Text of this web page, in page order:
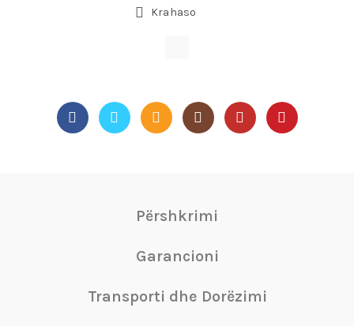
Krahaso
Përshkrimi
Garancioni
Transporti dhe Dorëzimi